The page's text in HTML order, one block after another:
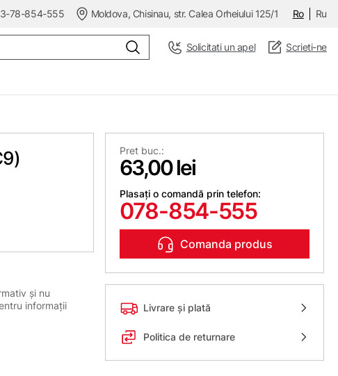
78-854-555 Moldova, Chisinau, str. Calea Orheiului 125/1 Ro Ru
Solicitati un apel Scrieti-ne
Pret buc.:
63,00 lei
Plasați o comandă prin telefon:
078-854-555
Comanda produs
Livrare și plată
Politica de returnare
și nu
informații